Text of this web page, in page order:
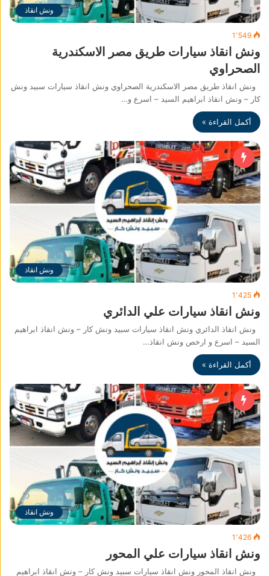
ونش انقاذ
1٬549
ونش انقاذ سيارات طريق مصر الاسكندرية
الصحراوي
ونش انقاذ طريق مصر الاسكندرية الصحراوي ونش انقاذ سيارات سبيد ونش
كار – ونش انقاذ ابراهيم السيد – اسرع و…
أكمل القراءة »
ونش انقاذ
1٬425
ونش انقاذ سيارات علي الدائري
ونش انقاذ الدائري ونش انقاذ سيارات سبيد ونش كار – ونش انقاذ ابراهيم
السيد – اسرع و ارخص ونش انقاذ…
أكمل القراءة »
ونش انقاذ
1٬426
ونش انقاذ سيارات علي المحور
ونش انقاذ المحور ونش انقاذ سيارات سبيد ونش كار – ونش انقاذ ابراهيم